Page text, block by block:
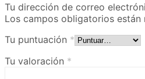
Tu dirección de correo
Los campos obligatorios están
Tu puntuación *
Tu valoración *